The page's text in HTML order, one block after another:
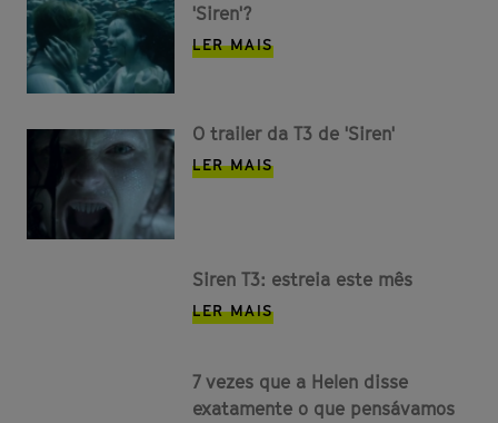
'Siren'?
LER MAIS
O trailer da T3 de 'Siren'
LER MAIS
Siren T3: estreia este mês
LER MAIS
7 vezes que a Helen disse
exatamente o que pensávamos